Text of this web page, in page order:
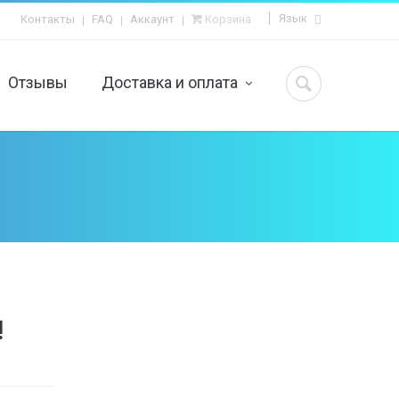
Контакты FAQ Аккаунт Корзина Язык
Отзывы Доставка и оплата